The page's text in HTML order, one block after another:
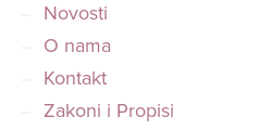
Novosti
O nama
Kontakt
Zakoni i Propisi